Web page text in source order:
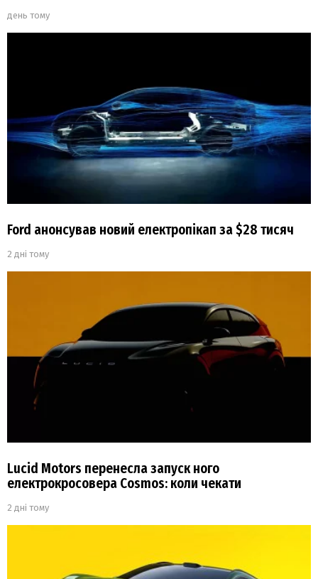
день тому
Ford анонсував новий електропікап за $28 тисяч
2 дні тому
Lucid Motors перенесла запуск ного
електрокросовера Cosmos: коли чекати
2 дні тому